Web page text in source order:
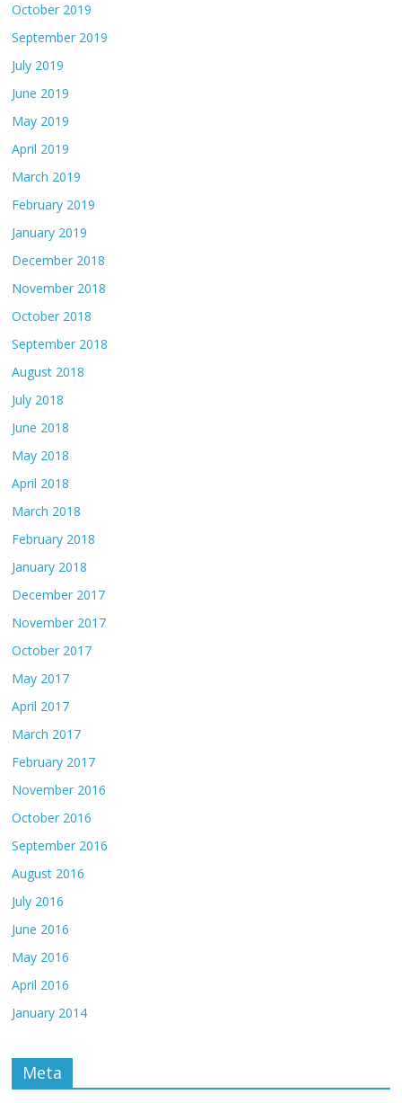
October 2019
September 2019
July 2019
June 2019
May 2019
April 2019
March 2019
February 2019
January 2019
December 2018
November 2018
October 2018
September 2018
August 2018
July 2018
June 2018
May 2018
April 2018
March 2018
February 2018
January 2018
December 2017
November 2017
October 2017
May 2017
April 2017
March 2017
February 2017
November 2016
October 2016
September 2016
August 2016
July 2016
June 2016
May 2016
April 2016
January 2014
Meta